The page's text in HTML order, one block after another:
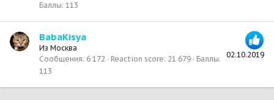
Баллы 113
02.10.2019
BabaKisya
Из Москва
Сообщения 6 172 Reaction score 21 679
Баллы
113